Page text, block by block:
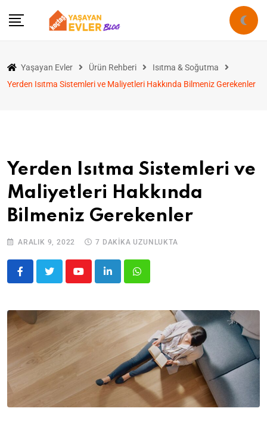
Yaşayan Evler Ürün Rehberi
Isıtma & Soğutma
Yerden Isıtma Sistemleri ve Maliyetleri Hakkında Bilmeniz Gerekenler
Yerden Isıtma Sistemleri ve
Maliyetleri Hakkında
Bilmeniz Gerekenler
ARALIK 9, 2022 7 DAKIKA UZUNLUKTA